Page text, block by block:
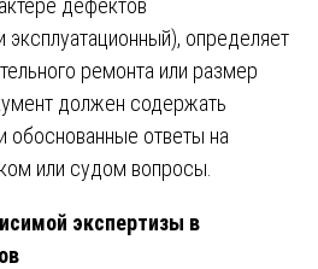
дефектов
эксплуатационный), определяет
ремонта или размер
должен содержать
обоснованные ответы на
или судом вопросы.
экспертизы в